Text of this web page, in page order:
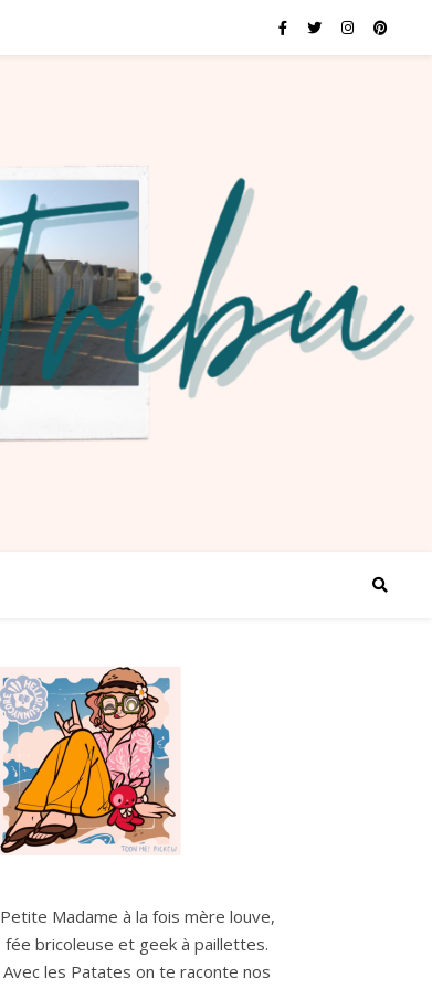
Petite Madame à la fois mère louve,
fée bricoleuse et geek à paillettes.
Avec les Patates on te raconte nos